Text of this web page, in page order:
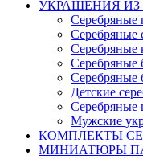
УКРАШЕНИЯ ИЗ
Серебряные
Серебряные
Серебряные
Серебряные
Серебряные
Детские
Мужские
КОМПЛЕКТЫ
МИНИАТЮРЫ